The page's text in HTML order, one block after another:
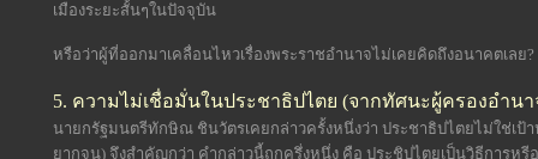
เมืองระยะสั้นๆในปัจจุบัน
หรือว่าผู้ที่ออกมาเคลื่อนไหวเรื่องพระราชอำนาจไม่เคยคิดถึงอนาคตเลย?
5. ความไม่เชื่อมั่นในประชาธิปไตย (จากทัศนะผู้ครองอำนา
นายกรัฐมนตรีทักษิณ ชินวัตรเคยกล่าวครั้งหนึ่งว่า ประชาธิปไตยไม่ใช่เป้
ยากจน) จึงสำคัญกว่า คำกล่าวนี้ถูกครึ่งหนึ่ง คือ ประชิปไตยเป็นวิธีการหรี